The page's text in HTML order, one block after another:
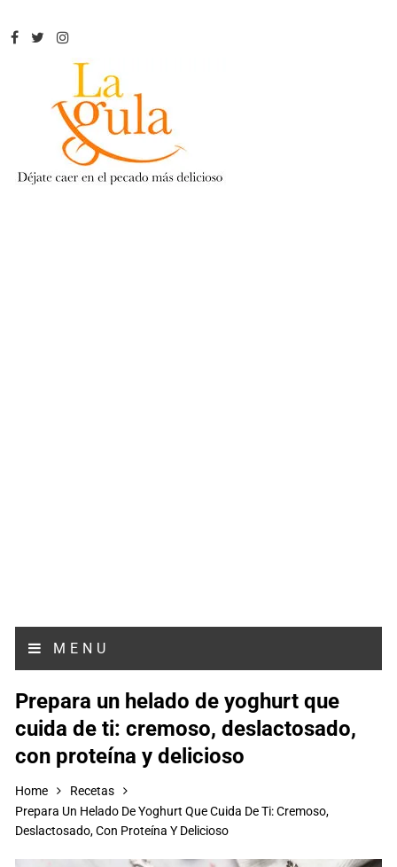
MENU
Prepara un helado de yoghurt que
cuida de ti: cremoso, deslactosado,
con proteína y delicioso
Home
Recetas
Prepara Un Helado De Yoghurt Que Cuida De Ti: Cremoso,
Deslactosado, Con Proteína Y Delicioso